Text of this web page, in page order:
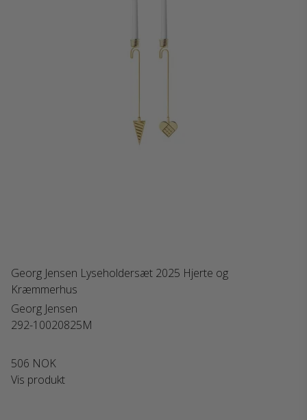
Georg Jensen Lyseholdersæt 2025 Hjerte og
Kræmmerhus
Georg Jensen
292-10020825M
506 NOK
Vis produkt